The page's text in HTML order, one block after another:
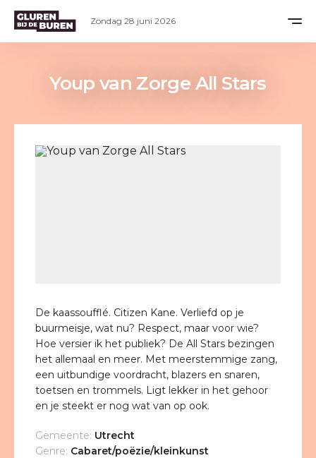
Youp van Zorge All Stars
De kaassoufflé. Citizen Kane. Verliefd op je
buurmeisje, wat nu? Respect, maar voor wie?
Hoe versier ik het publiek? De All Stars bezingen
het allemaal en meer. Met meerstemmige zang,
een uitbundige voordracht, blazers en snaren,
toetsen en trommels. Ligt lekker in het gehoor
en je steekt er nog wat van op ook.
Gemeente: Utrecht
Genre: Cabaret/poëzie/kleinkunst
Zondag 28 juni 2026